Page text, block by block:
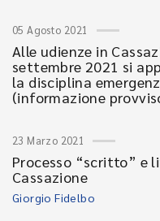
05 Agosto 2021
Alle udienze in
settembre 2021 si
la disciplina
(informazione
23 Marzo 2021
Processo “scritto” e
Cassazione
Giorgio Fidelbo